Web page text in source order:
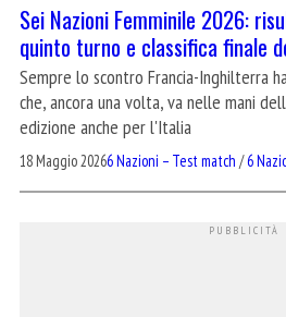
Sei Nazioni Femminile 2026:
quinto turno e classifica finale
Sempre lo scontro Francia-Inghilterra
che, ancora una volta, va nelle mani
edizione anche per l'Italia
18 Maggio 20266 Nazioni – Test match /6